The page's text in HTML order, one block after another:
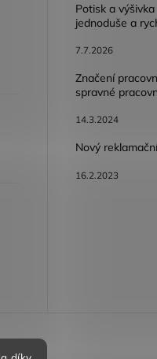
Potisk a
jednoduše a
7.7.2026
Značení
spravné
14.3.2024
Nový
16.2.2023